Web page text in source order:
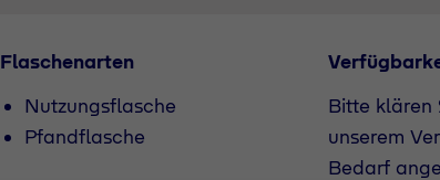
Flaschenarten
Nutzungsflasche
Pfandflasche
Bitte klären
unserem
Bedarf